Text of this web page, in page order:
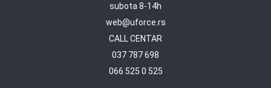
subota 8-14h
web@uforce.rs
CALL CENTAR
037 787 698
066 525 0 525